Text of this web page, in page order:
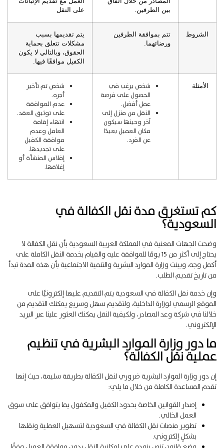
بين الطرفين.
على النقل
الشروط
تتم بموافقة الطرفين
ورضائهما.
يتم تقديمها بسبب
مشكلات تتعلق بحماية
الحقوق، وبالتالي لا يكون
الكفيل موافقًا فيها.
الأمثلة
شخص يرغب في
الحصول على فرصة
عمل أفضل.
النقل من منزل إلى
آخر وحينها سيكون
مكان العميل بعيدًا
عن الفرد.
شخص تم تأخير
أجره.
عدم الموافقة
على توثيق العقد.
انتهاء إقامة
العامل وعدم
موافقة الكفيل
على تجديدها.
إفلاس المنشأة أو
إغلاقها.
كم تستغرق مدة نقل الكفالة في
السعودية؟
وضحت الجهات المعنية في المملكة العربية السعودية بأن نقل الكفالة لا
يحتاج إلى أكثر من 15 يومًا للموافقة عليه والقيام بخدمة النقل الكاملة على
أكمل وجه، وبينت وزارة الموارد البشرية والتنمية الاجتماعية بأن هذه المدة تبدأ
من تاريخ تقديم الطلب.
وإن خدمة نقل الكفالة في السعودية يتم التقديم عليها إلكترونيًّا على
الموقع الرسمي لوزارة الداخلية، ولتقديم سهل وسريع يمكنك التقديم من
خلالنا في شركة وعد المصادر، ولكيفية النقل يمكنك العثور علينا عبر البريد
الإلكتروني.
ما دور وزارة الموارد البشرية في تنظيم
عملية نقل الكفالة؟
إن دور وزارة الموارد البشرية ضروري لنقل الكفالة بطريقة سليمة، حيث إنها
تقدم المساعدة الكاملة من خلال ما يلي:
إصدار القوانين الخاصة بحدود الكفيل والمكفول يما يتوافق على سوق
العمل الخالي.
تطوير منصات نقل الكفالة في السعودية لتسهيل العملية ونقلها
بشكلٍ إلكتروني.